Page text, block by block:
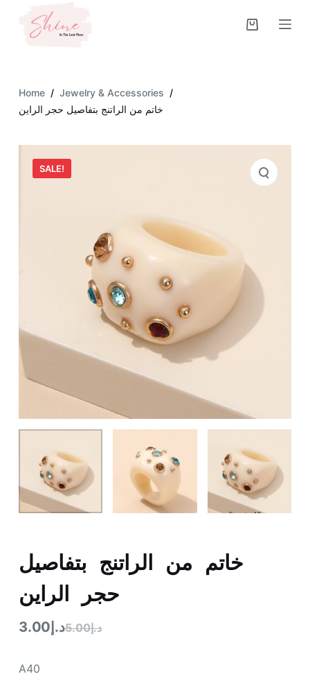
o
Home / Jewelry & Accessories /
خاتم من الراتنج بتفاصيل حجر الراين
SALE!
خاتم من الراتنج بتفاصيل
حجر الراين
د.إ5.00د.إ 3.00
A40